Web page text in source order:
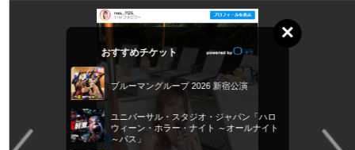
×
おすすめチケット
ブルーマングループ 2026 新宿公演
ユニバーサル・スタジオ・ジャパン「ハロ
ウィーン・ホラー・ナイト ～オールナイト
～パス」